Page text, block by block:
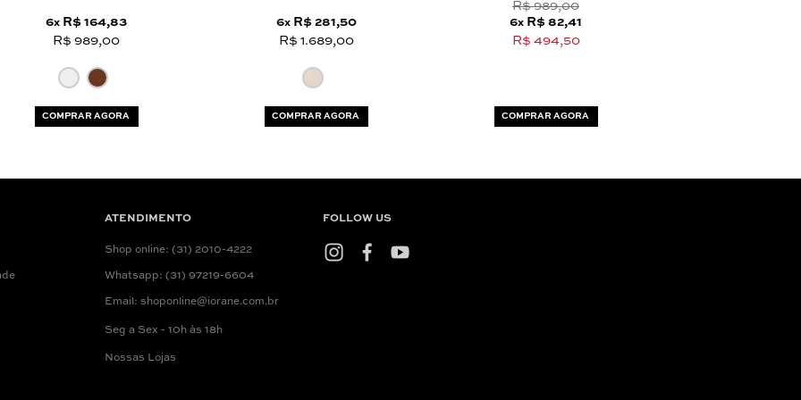
6x R$ 164,83
R$ 989,00
COMPRAR AGORA
6x R$ 281,50
R$ 1.689,00
COMPRAR AGORA
R$ 989,00
6x R$ 82,41
R$ 494,50
COMPRAR AGORA
ATENDIMENTO
Shop online: (31) 2010-4222
Whatsapp: (31) 97219-6604
Email: shoponline@iorane.com.br
Seg a Sex - 10h às 18h
Nossas Lojas
FOLLOW US